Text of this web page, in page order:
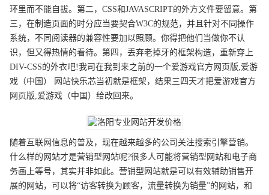
环里而不能自拔。第二，CSS和JAVASCRIPT的外方文件要留意。第
三，在制造页面的时分应当要契合W3C的规范，并且针对不同操作
系统，不同阅读器的兼容性要加以照顾。你得把他们当做你不认
识，但又得热情的看待。第四，丢弃老掉牙的框架构造，重新穿上
DIV-CSS的外衣吧!我司在我到来之前的一个爱游戏官方网页版,爱游
戏（中国） 网站快乐芯当初就是框架，结果三四天才把爱游戏官方
网页版,爱游戏（中国）给改回来。
随着互联网信息的普及，现在越来越多的公司关注搜索引擎营销。
什么样的网站才是营销型网站呢?很多人可能将营销型网站和电子商
务画上等号，其实并非如此。营销型网站就是可以有效辅助销售开
展的网站，可以将“访客转换为顾客，流量转换为销量”的网站，和